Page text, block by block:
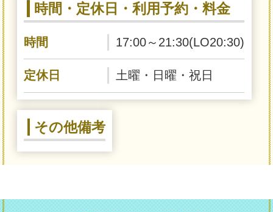
時間・定休日・利用予約・料金
時間 17:00～21:30(LO20:30)
定休日 土曜・日曜・祝日
その他備考